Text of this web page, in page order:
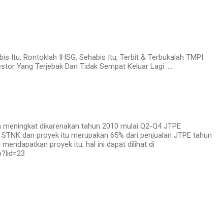
Itu, Rontoklah IHSG, Sehabis Itu, Terbit & Terbukalah TMPI
Yang Terjebak Dan Tidak Sempat Keluar Lagi ....
dikarenakan tahun 2010 mulai Q2-Q4 JTPE
dan proyek itu merupakan 65% dari penjualan JTPE tahun
proyek itu, hal ini dapat dilihat di